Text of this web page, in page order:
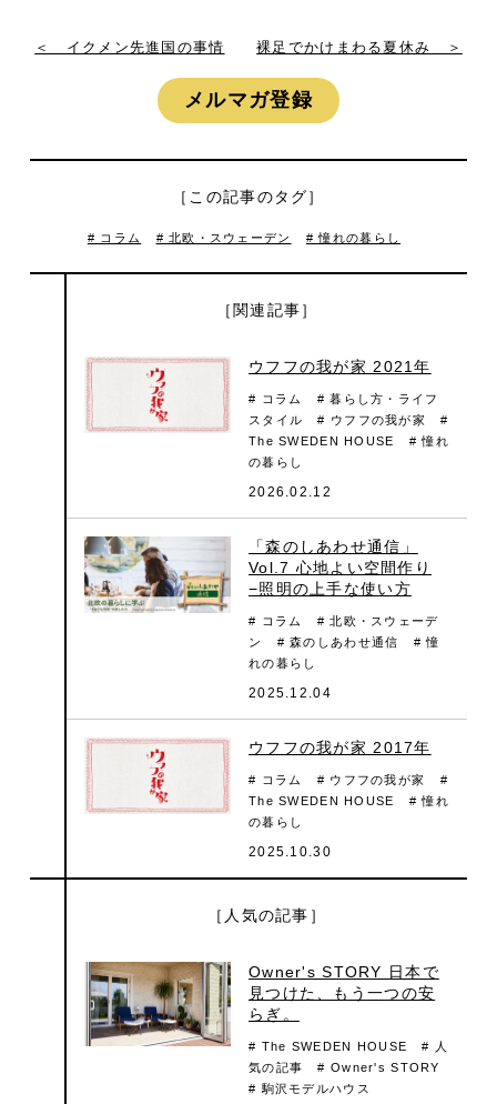
＜ イクメン先進国の事情 裸足でかけまわる夏休み ＞
メルマガ登録
［この記事のタグ］
# コラム # 北欧・スウェーデン # 憧れの暮らし
［関連記事］
ウフフの我が家 2021年
# コラム
# 暮らし方・ライフ
スタイル
# ウフフの我が家
#
The SWEDEN HOUSE
# 憧れ
の暮らし
2026.02.12
「森のしあわせ通信」
Vol.7 心地よい空間作り
−照明の上手な使い方
# コラム
# 北欧・スウェーデ
ン
# 森のしあわせ通信
# 憧
れの暮らし
2025.12.04
ウフフの我が家 2017年
# コラム # ウフフの我が家
#
The SWEDEN HOUSE
# 憧れ
の暮らし
2025.10.30
［人気の記事］
Owner's STORY 日本で
見つけた、もう一つの安
らぎ。
# The SWEDEN HOUSE
# 人
気の記事
# Owner's STORY
# 駒沢モデルハウス